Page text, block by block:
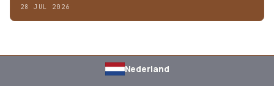
28 JUL 2026
Nederland